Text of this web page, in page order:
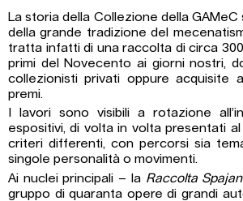
La storia della Collezione della
della grande tradizione del
tratta infatti di una raccolta di circa
primi del Novecento ai giorni nostri,
collezionisti privati oppure acquisite
premi.
I lavori sono visibili a rotazione
espositivi, di volta in volta presentati
criteri differenti, con percorsi sia
singole personalità o movimenti.
Ai nuclei principali – la Raccolta
gruppo di quaranta opere di grandi